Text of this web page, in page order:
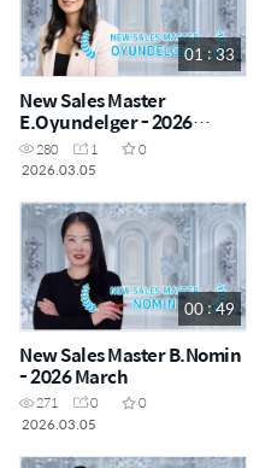
01 : 33
New Sales Master
E.Oyundelger - 2026
March
280 1
0
2026.03.05
00 : 49
New Sales Master B.Nomin
- 2026 March
271 0
0
2026.03.05